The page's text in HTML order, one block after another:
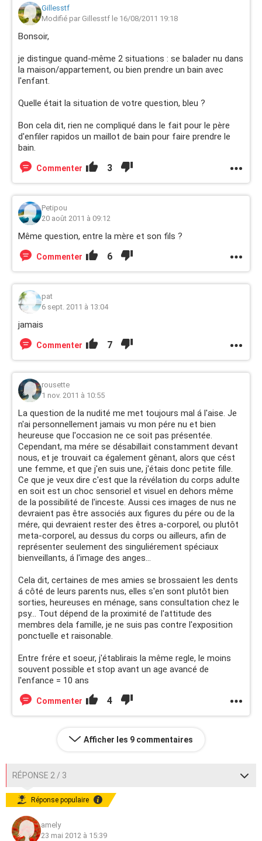
Gillesstf
Modifié par Gillesstf le 16/08/2011 19:18
Bonsoir,
je distingue quand-même 2 situations : se balader nu dans
la maison/appartement, ou bien prendre un bain avec
l'enfant.
Quelle était la situation de votre question, bleu ?
Bon cela dit, rien ne compliqué dans le fait pour le père
d'enfiler rapidos un maillot de bain pour faire prendre le
bain.
Commenter 3
Petipou
20 août 2011 à 09:12
Même question, entre la mère et son fils ?
Commenter 6
pat
6 sept. 2011 à 13:04
jamais
Commenter 7
rousette
1 nov. 2011 à 10:55
La question de la nudité me met toujours mal á l'aise. Je
n'ai personnellement jamais vu mon pére nu et bien
heureuse que l'occasion ne ce soit pas présentée.
Cependant, ma mére se désabillait constamment devant
nous, et je trouvait ca également gênant, alors que cést
une femme, et que j'en suis une, j'étais donc petite fille.
Ce que je veux dire c'est que la révélation du corps adulte
en soit est un choc sensoriel et visuel en dehors même
de la possibilité de l'inceste. Aussi ces images de nus ne
devraient pas être associés aux figures du pére ou de la
mére, qui devraient rester des êtres a-corporel, ou plutôt
meta-corporel, au dessus du corps ou ailleurs, afin de
représenter seulement des singuliérement spéciaux
bienveillants, á l'image des anges...
Cela dit, certaines de mes amies se brossaient les dents
á côté de leurs parents nus, elles s'en sont plutôt bien
sorties, heureuses en ménage, sans consultation chez le
psy... Tout dépend de la proximité de l'attitude des
membres dela famille, je ne suis pas contre l'exposition
ponctuelle et raisonable.
Entre frére et soeur, j'établirais la même regle, le moins
souvent possible et stop avant un age avancé de
l'enfance = 10 ans
Commenter 4
Afficher les 9 commentaires
RÉPONSE 2 / 3
Réponse populaire
amely
23 mai 2012 à 15:39